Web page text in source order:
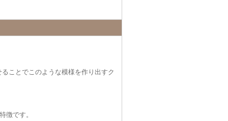
ことでこのような模様を作り出すク
徴です。